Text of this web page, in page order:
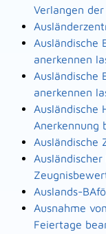
Verlangen
Ausländische
anerkennen
Ausländische
anerkennen
Ausländische
Anerkennung
Ausländische
Auslands-
Ausnahme
Feiertage